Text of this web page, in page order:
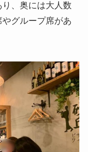
、奥には大人数
グループ席があ